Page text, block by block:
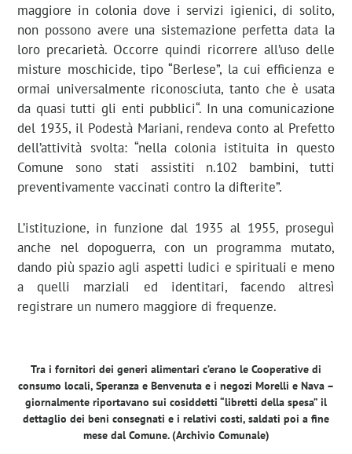
maggiore in colonia dove i servizi igienici, di solito,
non possono avere una sistemazione perfetta data la
loro precarietà. Occorre quindi ricorrere all’uso delle
misture moschicide, tipo “Berlese”, la cui efficienza e
ormai universalmente riconosciuta, tanto che è usata
da quasi tutti gli enti pubblici“. In una comunicazione
del 1935, il Podestà Mariani, rendeva conto al Prefetto
dell’attività svolta: “nella colonia istituita in questo
Comune sono stati assistiti n.102 bambini, tutti
preventivamente vaccinati contro la difterite”.
L’istituzione, in funzione dal 1935 al 1955, proseguì
anche nel dopoguerra, con un programma mutato,
dando più spazio agli aspetti ludici e spirituali e meno
a quelli marziali ed identitari, facendo altresì
registrare un numero maggiore di frequenze.
Tra i fornitori dei generi alimentari c’erano le Cooperative di
consumo locali, Speranza e Benvenuta e i negozi Morelli e Nava –
giornalmente riportavano sui cosiddetti “libretti della spesa” il
dettaglio dei beni consegnati e i relativi costi, saldati poi a fine
mese dal Comune. (Archivio Comunale)